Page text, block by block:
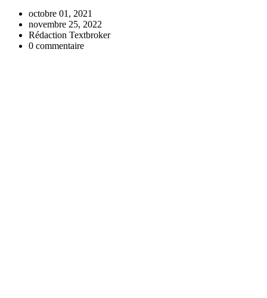
octobre 01, 2021
novembre 25, 2022
Rédaction Textbroker
0 commentaire